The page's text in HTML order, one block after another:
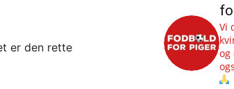
er den rette
Vi
og